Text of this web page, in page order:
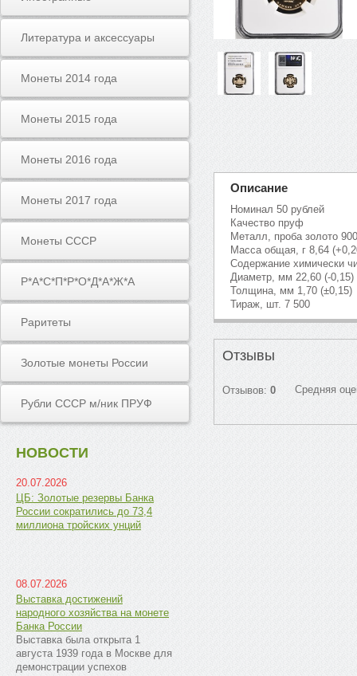
Литература и аксессуары
Монеты 2014 года
Монеты 2015 года
Монеты 2016 года
Монеты 2017 года
Монеты СССР
Р*А*С*П*Р*О*Д*А*Ж*А
Раритеты
Золотые монеты России
Рубли СССР м/ник ПРУФ
НОВОСТИ
20.07.2026
ЦБ: Золотые резервы Банка
России сократились до 73,4
миллиона тройских унций
08.07.2026
Выставка достижений
народного хозяйства на монете
Банка России
Выставка была открыта 1
августа 1939 года в Москве для
демонстрации успехов
Описание
Номинал 50 рублей
Качество пруф
Металл, проба золото
Масса общая, г 8,64
Содержание химически
Диаметр, мм 22,60 (-0,15)
Толщина, мм 1,70 (±0,15)
Тираж, шт. 7 500
Отзывы
Отзывов: 0 Средняя